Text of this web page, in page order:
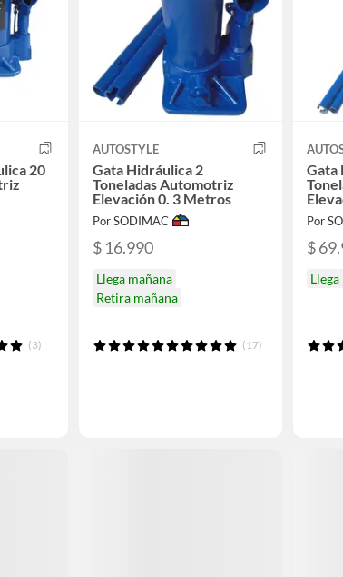
20
(3)
AUTOSTYLE
Gata Hidráulica 2
Toneladas Automotriz
Elevación 0. 3 Metros
Por SODIMAC
$ 16.990
Llega mañana
Retira mañana
(17)
Gata
Por
$